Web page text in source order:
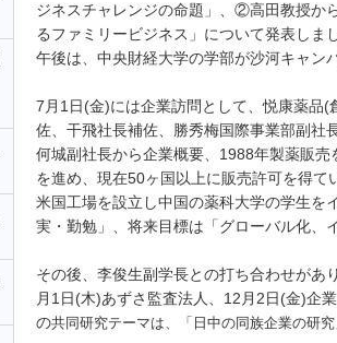
ジネスチャレンジの命題」、②高田教授か
るファミリービジネス」について発表しまし
午後は、中央財経大学の学部が沙河キャン
7月1日(金)には企業訪問として、悦康薬品
佐、干飛社長補佐、勝秀梅国際事業部副社
何城副社長から企業概要、1988年製薬販
を進め、現在50ヶ国以上に販売許可を得て
米国工場を設立し中国の薬科大学の学生を
実・勤勉」、将来目標は「グローバル化、
その後、李俊生副学長との打ち合わせが
月1日(木)あずさ監査法人、12月2日(金)企
の共同研究テーマは、 「日中の同族企業の研